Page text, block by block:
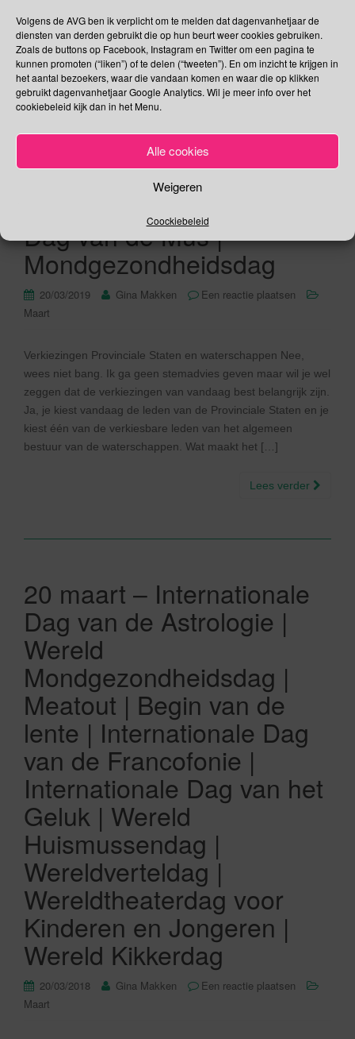
Volgens de AVG ben ik verplicht om te melden dat dagenvanhetjaar de
diensten van derden gebruikt die op hun beurt weer cookies gebruiken.
Zoals de buttons op Facebook, Instagram en Twitter om een pagina te
kunnen promoten (“liken”) of te delen (“tweeten”). En om inzicht te krijgen in
het aantal bezoekers, waar die vandaan komen en waar die op klikken
gebruikt dagenvanhetjaar Google Analytics. Wil je meer info over het
cookiebeleid kijk dan in het Menu.
Alle cookies
Weigeren
Coockiebeleid
20 maart – Verkiezingen |
Begin van de lente | Dag
van het Geluk | Dag van de
Francofonie | MeatOut |
Wereldverteldag |
Kikkerdag |
Wereldtheaterdag voor
Dag van de Mus |
Mondgezondheidsdag
20/03/2019 Gina Makken
Een reactie plaatsen
Maart
Verkiezingen Provinciale Staten en waterschappen Nee,
wees niet bang. Ik ga geen stemadvies geven maar wil je wel
zeggen dat de verkiezingen van vandaag best belangrijk zijn.
Ja, je kiest vandaag de leden van de Provinciale Staten en je
kiest één van de verkiesbare leden van het algemeen
bestuur van de waterschappen. Wat maakt het […]
Lees verder
20 maart – Internationale
Dag van de Astrologie |
Wereld
Mondgezondheidsdag |
Meatout | Begin van de
lente | Internationale Dag
van de Francofonie |
Internationale Dag van het
Geluk | Wereld
Huismussendag |
Wereldverteldag |
Wereldtheaterdag voor
Kinderen en Jongeren |
Wereld Kikkerdag
20/03/2018 Gina Makken
Een reactie plaatsen
Maart